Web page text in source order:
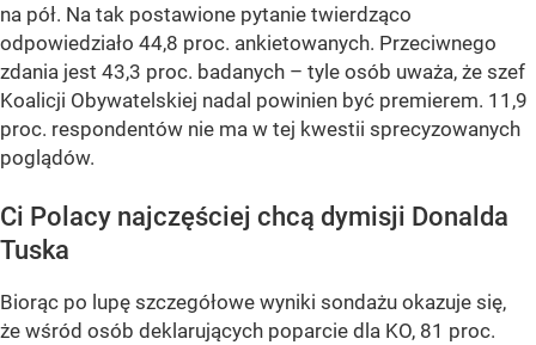
na pół. Na tak postawione pytanie twierdząco
odpowiedziało 44,8 proc. ankietowanych. Przeciwnego
zdania jest 43,3 proc. badanych – tyle osób uważa, że szef
Koalicji Obywatelskiej nadal powinien być premierem. 11,9
proc. respondentów nie ma w tej kwestii sprecyzowanych
poglądów.
Ci Polacy najczęściej chcą dymisji Donalda
Tuska
Biorąc po lupę szczegółowe wyniki sondażu okazuje się,
że wśród osób deklarujących poparcie dla KO, 81 proc.